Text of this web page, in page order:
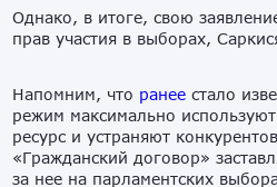
Однако, в итоге, свою
прав участия в выборах,
Напомним, что ранее стало
режим максимально
ресурс и устраняют
«Гражданский договор»
за нее на парламентских